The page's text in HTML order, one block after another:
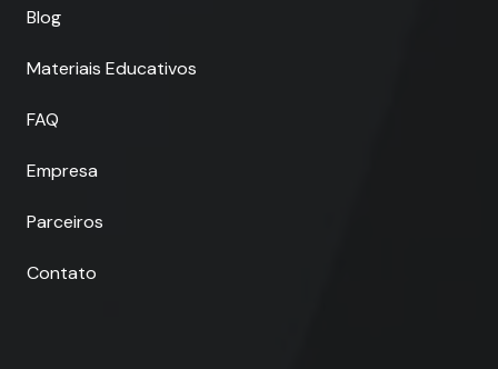
Blog
Materiais Educativos
FAQ
Empresa
Parceiros
Contato